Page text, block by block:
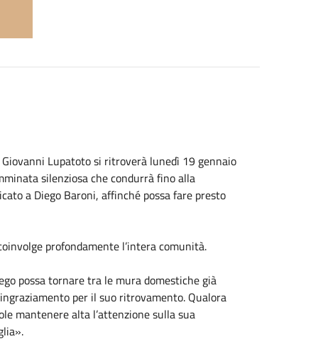
Lupatoto si ritroverà lunedì 19 gennaio
silenziosa che condurrà fino alla
a Diego Baroni, affinché possa fare presto
profondamente l’intera comunità.
possa tornare tra le mura domestiche già
per il suo ritrovamento. Qualora
mantenere alta l’attenzione sulla sua